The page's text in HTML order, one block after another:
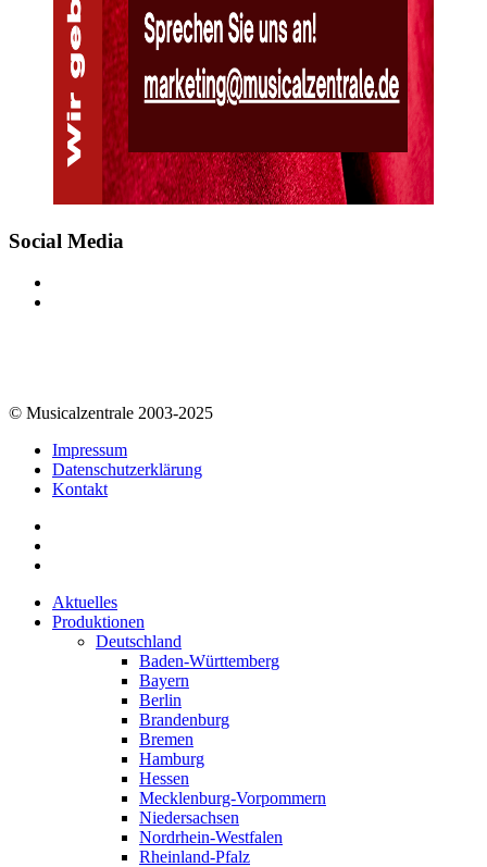
Social Media
© Musicalzentrale 2003-2025
Impressum
Datenschutzerklärung
Kontakt
Aktuelles
Produktionen
Deutschland
Baden-Württemberg
Bayern
Berlin
Brandenburg
Bremen
Hamburg
Hessen
Mecklenburg-Vorpommern
Niedersachsen
Nordrhein-Westfalen
Rheinland-Pfalz